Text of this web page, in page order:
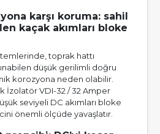
karşı koruma: sahil
kaçak akımları bloke
toprak hattı
düşük gerilimli doğru
korozyona neden olabilir.
İzolatör VDI-32 / 32 Amper
seviyeli DC akımları bloke
önemli ölçüde yavaşlatır.